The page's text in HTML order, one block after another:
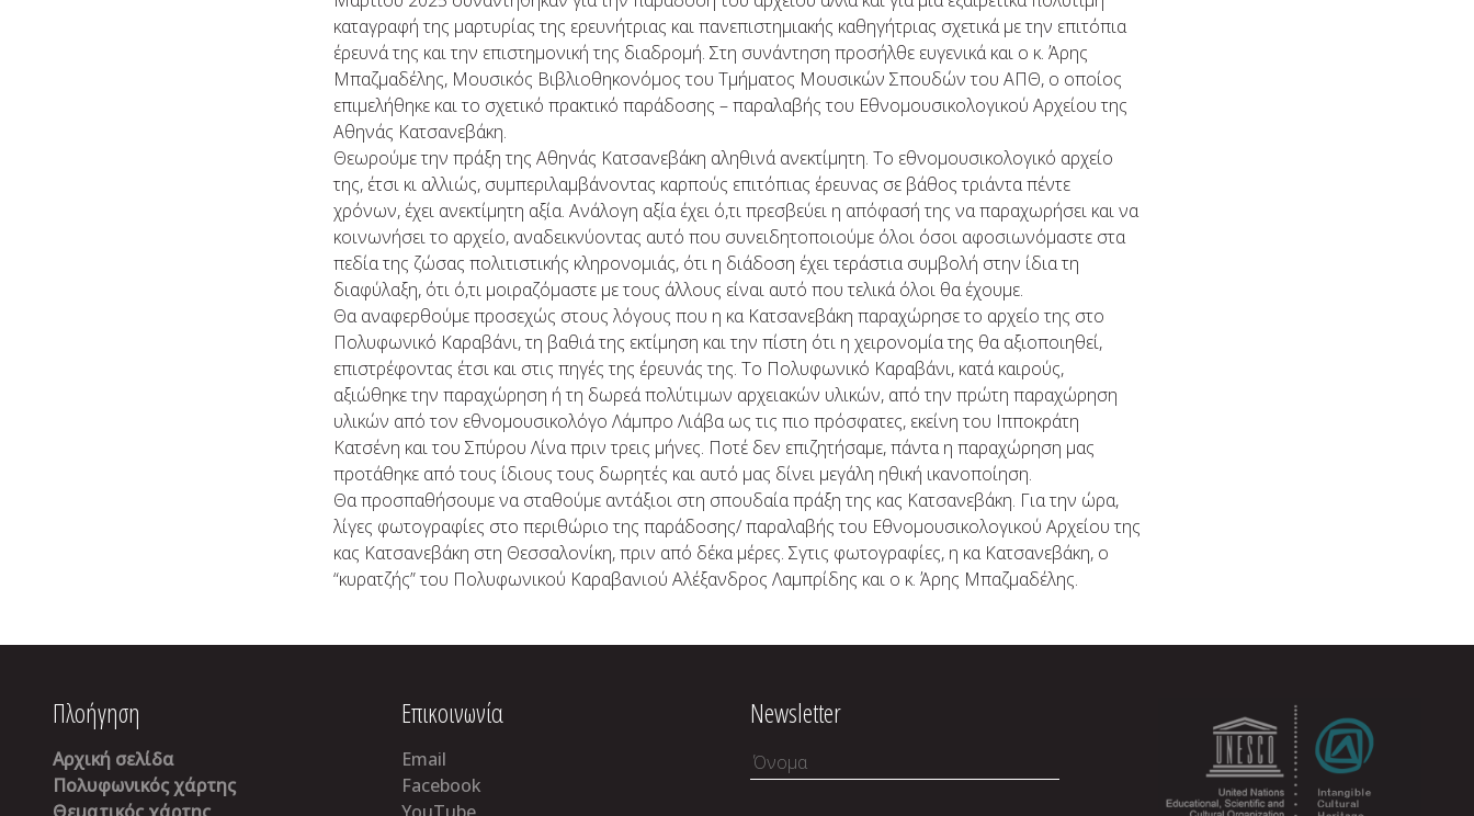
καταγραφή της μαρτυρίας της ερευνήτριας και πανεπιστημιακής καθηγήτριας σχετικά με την επιτόπια
έρευνά της και την επιστημονική της διαδρομή. Στη συνάντηση προσήλθε ευγενικά και ο κ. Άρης
Μπαζμαδέλης, Μουσικός Βιβλιοθηκονόμος του Τμήματος Μουσικών Σπουδών του ΑΠΘ, ο οποίος
επιμελήθηκε και το σχετικό πρακτικό παράδοσης – παραλαβής του Εθνομουσικολογικού Αρχείου της
Αθηνάς Κατσανεβάκη.
Θεωρούμε την πράξη της Αθηνάς Κατσανεβάκη αληθινά ανεκτίμητη. Το εθνομουσικολογικό αρχείο
της, έτσι κι αλλιώς, συμπεριλαμβάνοντας καρπούς επιτόπιας έρευνας σε βάθος τριάντα πέντε
χρόνων, έχει ανεκτίμητη αξία. Ανάλογη αξία έχει ό,τι πρεσβεύει η απόφασή της να παραχωρήσει και να
κοινωνήσει το αρχείο, αναδεικνύοντας αυτό που συνειδητοποιούμε όλοι όσοι αφοσιωνόμαστε στα
πεδία της ζώσας πολιτιστικής κληρονομιάς, ότι η διάδοση έχει τεράστια συμβολή στην ίδια τη
διαφύλαξη, ότι ό,τι μοιραζόμαστε με τους άλλους είναι αυτό που τελικά όλοι θα έχουμε.
Θα αναφερθούμε προσεχώς στους λόγους που η κα Κατσανεβάκη παραχώρησε το αρχείο της στο
Πολυφωνικό Καραβάνι, τη βαθιά της εκτίμηση και την πίστη ότι η χειρονομία της θα αξιοποιηθεί,
επιστρέφοντας έτσι και στις πηγές της έρευνάς της. Το Πολυφωνικό Καραβάνι, κατά καιρούς,
αξιώθηκε την παραχώρηση ή τη δωρεά πολύτιμων αρχειακών υλικών, από την πρώτη παραχώρηση
υλικών από τον εθνομουσικολόγο Λάμπρο Λιάβα ως τις πιο πρόσφατες, εκείνη του Ιπποκράτη
Κατσένη και του Σπύρου Λίνα πριν τρεις μήνες. Ποτέ δεν επιζητήσαμε, πάντα η παραχώρηση μας
προτάθηκε από τους ίδιους τους δωρητές και αυτό μας δίνει μεγάλη ηθική ικανοποίηση.
Θα προσπαθήσουμε να σταθούμε αντάξιοι στη σπουδαία πράξη της κας Κατσανεβάκη. Για την ώρα,
λίγες φωτογραφίες στο περιθώριο της παράδοσης/ παραλαβής του Εθνομουσικολογικού Αρχείου της
κας Κατσανεβάκη στη Θεσσαλονίκη, πριν από δέκα μέρες. Σγτις φωτογραφίες, η κα Κατσανεβάκη, ο
“κυρατζής” του Πολυφωνικού Καραβανιού Αλέξανδρος Λαμπρίδης και ο κ. Άρης Μπαζμαδέλης.
Πλοήγηση
Αρχική σελίδα
Πολυφωνικός χάρτης
Επικοινωνία
Email
Facebook
Newsletter